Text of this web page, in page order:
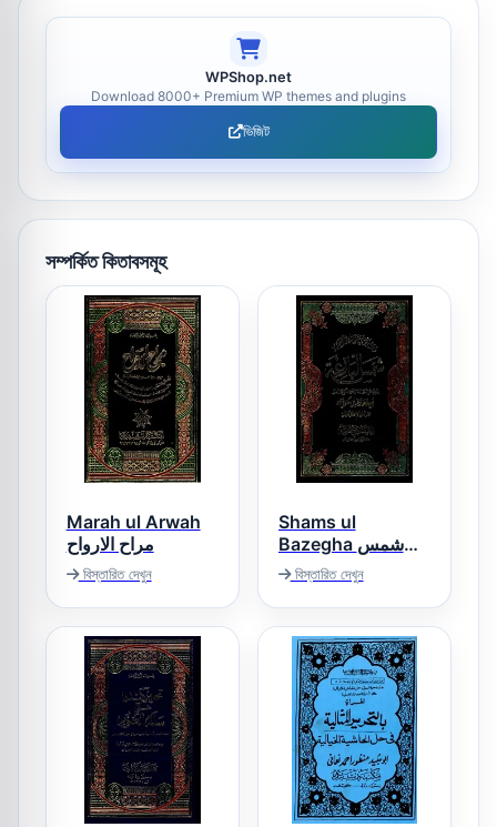
WPShop.net
Download 8000+ Premium WP themes and plugins
ভিজিট
সম্পর্কিত কিতাবসমূহ
Marah ul Arwah
مراح الارواح
বিস্তারিত দেখুন
Shams ul
Bazegha شمس
البازغہ
বিস্তারিত দেখুন